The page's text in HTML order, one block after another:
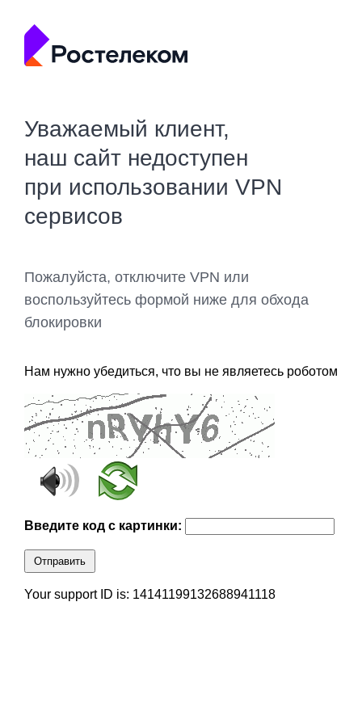
Уважаемый клиент,
наш сайт недоступен
при использовании VPN
сервисов
Пожалуйста, отключите VPN или
воспользуйтесь формой ниже для обхода
блокировки
Нам нужно убедиться, что вы не являетесь роботом
Введите код с картинки:
Отправить
Your support ID is: 14141199132688941118